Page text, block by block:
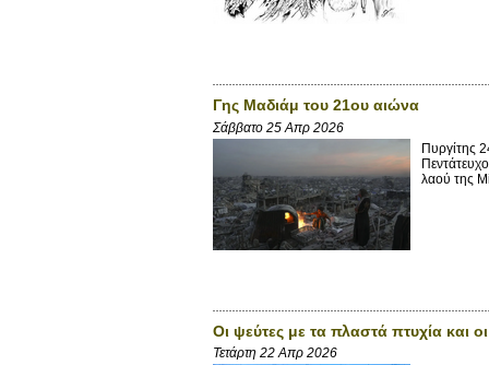
Γης Μαδιάμ του 21ου αιώνα
Σάββατο 25 Απρ 2026
Πυργίτης
λαού της
Οι ψεύτες με τα πλαστά πτυχία και
Τετάρτη 22 Απρ 2026